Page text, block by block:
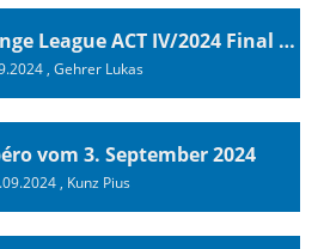
Swiss Sailing Challenge League ACT IV/2024 Final Luzern
, Gehrer Lukas
vom 3. September 2024
, Kunz Pius